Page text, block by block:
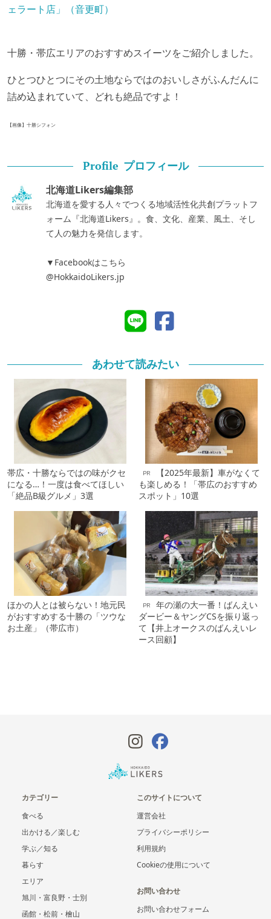
ェラート店」（音更町）
十勝・帯広エリアのおすすめスイーツをご紹介しました。
ひとつひとつにその土地ならではのおいしさがふんだんに
詰め込まれていて、どれも絶品ですよ！
【画像】十勝シフォン
Profile プロフィール
北海道Likers編集部
北海道を愛する人々でつくる地域活性化共創プラットフ
ォーム『北海道Likers』。食、文化、産業、風土、そし
て人の魅力を発信します。
▼Facebookはこちら
@HokkaidoLikers.jp
あわせて読みたい
帯広・十勝ならではの味がクセ
になる…！一度は食べてほしい
「絶品B級グルメ」3選
PR
【2025年最新】車がなくて
も楽しめる！「帯広のおすすめ
スポット」10選
ほかの人とは被らない！地元民
がおすすめする十勝の「ツウな
お土産」（帯広市）
PR
年の瀬の大一番！ばんえい
ダービー＆ヤングCSを振り返っ
て【井上オークスのばんえいレ
ース回顧】
カテゴリー
食べる
出かける／楽しむ
学ぶ／知る
暮らす
エリア
旭川・富良野・士別
函館・松前・檜山
このサイトについて
運営会社
プライバシーポリシー
利用規約
Cookieの使用について
お問い合わせ
お問い合わせフォーム